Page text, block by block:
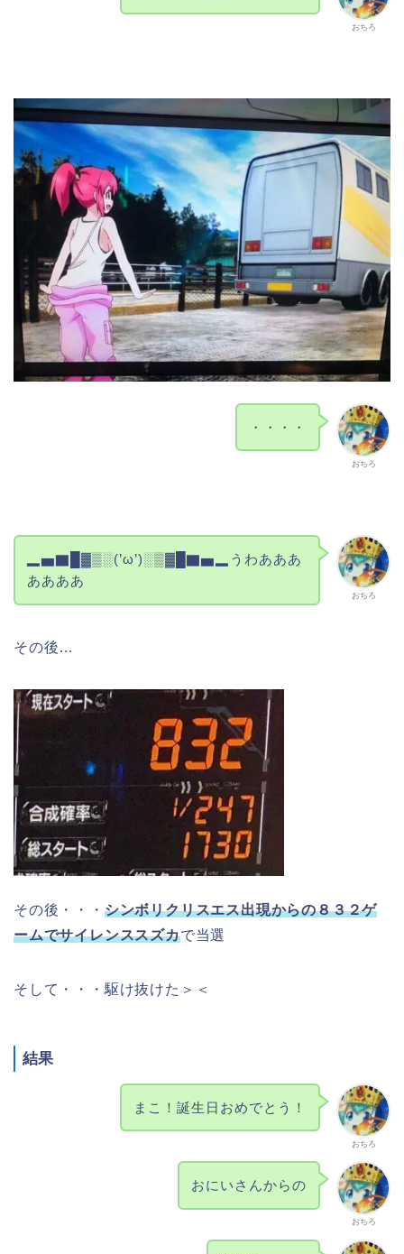
おちろ
おちろ
・・・・
おちろ
▂▅▇█▓▒░(’ω’)░▒▓█▇▅▂うわあああ
ああああ
その後…
その後・・・ シンボリクリスエス出現からの８３２ゲ
ームでサイレンススズカで当選
そして・・・駆け抜けた＞＜
結果
おちろ
まこ！誕生日おめでとう！
おちろ
おにいさんからの